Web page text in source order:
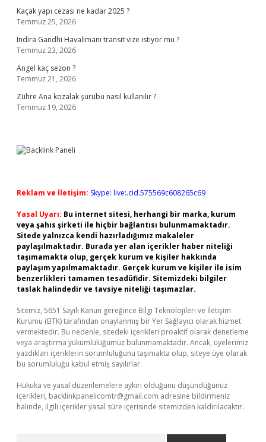
Kaçak yapı cezası ne kadar 2025 ?
Temmuz 25, 2026
Indira Gandhi Havalimanı transit vize istiyor mu ?
Temmuz 23, 2026
Angel kaç sezon ?
Temmuz 21, 2026
Zühre Ana kozalak şurubu nasıl kullanılır ?
Temmuz 19, 2026
Reklam ve İletişim: Skype: live:.cid.575569c608265c69
Yasal Uyarı: Bu internet sitesi, herhangi bir marka, kurum
veya şahıs şirketi ile hiçbir bağlantısı bulunmamaktadır.
Sitede yalnızca kendi hazırladığımız makaleler
paylaşılmaktadır. Burada yer alan içerikler haber niteliği
taşımamakta olup, gerçek kurum ve kişiler hakkında
paylaşım yapılmamaktadır. Gerçek kurum ve kişiler ile isim
benzerlikleri tamamen tesadüfidir. Sitemizdeki bilgiler
taslak halindedir ve tavsiye niteliği taşımazlar.
Sitemiz, 5651 Sayılı Kanun gereğince Bilgi Teknolojileri ve İletişim
Kurumu (BTK) tarafından onaylanmış bir Yer Sağlayıcı olarak hizmet
vermektedir. Bu nedenle, sitedeki içerikleri proaktif olarak denetleme
veya araştırma yükümlülüğümüz bulunmamaktadır. Ancak, üyelerimiz
yazdıkları içeriklerin sorumluluğunu taşımakta olup, siteye üye olarak
bu sorumluluğu kabul etmiş sayılırlar.
Hukuka ve yasal düzenlemelere aykırı olduğunu düşündüğünüz
içerikleri, backlinkpanelicomtr@gmail.com adresine bildirmeniz
halinde, ilgili içerikler yasal süre içerisinde sitemizden kaldırılacaktır.